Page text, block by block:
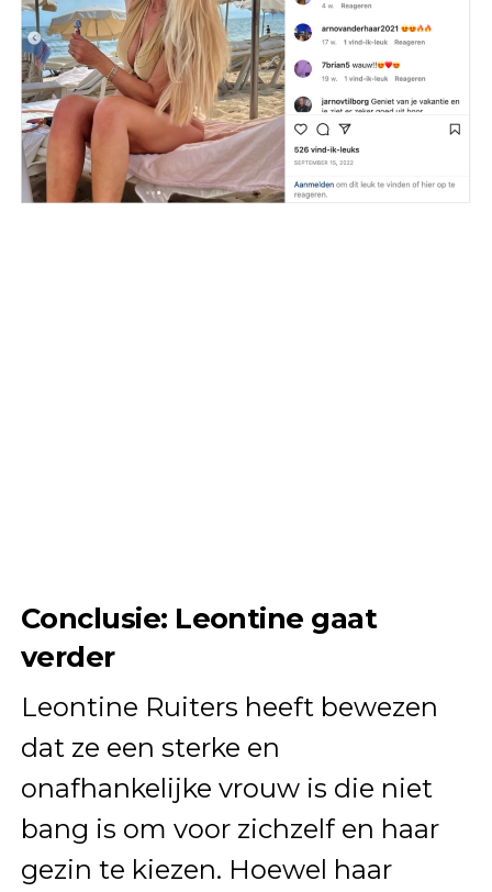
Conclusie: Leontine gaat
verder
Leontine Ruiters heeft bewezen
dat ze een sterke en
onafhankelijke vrouw is die niet
bang is om voor zichzelf en haar
gezin te kiezen. Hoewel haar